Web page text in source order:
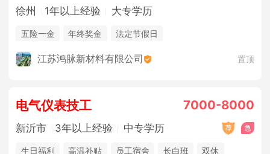
徐州 1年以上经验 大专学历
五险一金 年终奖金 法定节假日
江苏鸿脉新材料有限公司 置顶
电气仪表技工 7000-8000
新沂市 3年以上经验 中专学历
生日福利 高温补贴 员工宿舍 长白班
双休